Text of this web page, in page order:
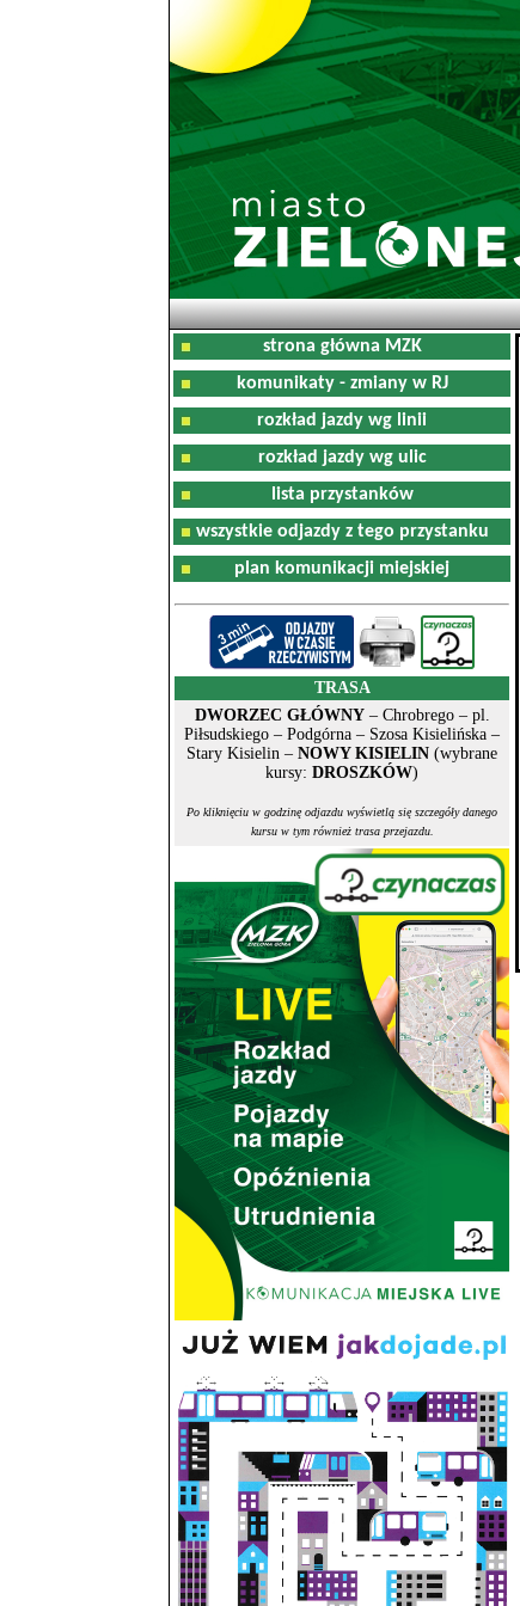
strona główna MZK
komunikaty - zmiany w RJ
rozkład jazdy wg linii
rozkład jazdy wg ulic
lista przystanków
wszystkie odjazdy z tego przystanku
plan komunikacji miejskiej
TRASA
DWORZEC GŁÓWNY– Chrobrego – pl.
Piłsudskiego – Podgórna – Szosa Kisielińska –
Stary Kisielin – NOWY KISIELIN (wybrane
kursy: DROSZKÓW)
Po kliknięciu w godzinę odjazdu wyświetlą się szczegóły danego
kursu w tym również trasa przejazdu.